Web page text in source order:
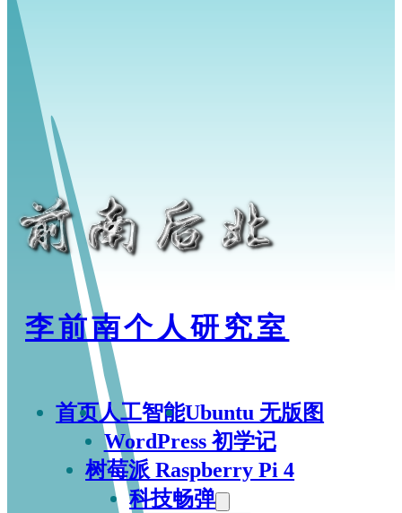
李前南个人研究室
首页人工智能Ubuntu 无版图
WordPress 初学记
树莓派 Raspberry Pi 4
科技畅弹